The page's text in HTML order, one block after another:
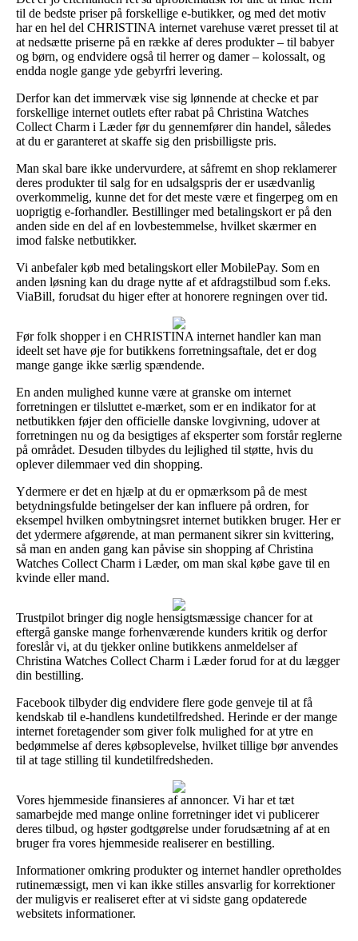
til de bedste priser på forskellige e-butikker, og med det motiv
har en hel del CHRISTINA internet varehuse været presset til at
at nedsætte priserne på en række af deres produkter – til babyer
og børn, og endvidere også til herrer og damer – kolossalt, og
endda nogle gange yde gebyrfri levering.
Derfor kan det immervæk vise sig lønnende at checke et par
forskellige internet outlets efter rabat på Christina Watches
Collect Charm i Læder før du gennemfører din handel, således
at du er garanteret at skaffe sig den prisbilligste pris.
Man skal bare ikke undervurdere, at såfremt en shop reklamerer
deres produkter til salg for en udsalgspris der er usædvanlig
overkommelig, kunne det for det meste være et fingerpeg om en
uoprigtig e-forhandler. Bestillinger med betalingskort er på den
anden side en del af en lovbestemmelse, hvilket skærmer en
imod falske netbutikker.
Vi anbefaler køb med betalingskort eller MobilePay. Som en
anden løsning kan du drage nytte af et afdragstilbud som f.eks.
ViaBill, forudsat du higer efter at honorere regningen over tid.
Før folk shopper i en CHRISTINA internet handler kan man
ideelt set have øje for butikkens forretningsaftale, det er dog
mange gange ikke særlig spændende.
En anden mulighed kunne være at granske om internet
forretningen er tilsluttet e-mærket, som er en indikator for at
netbutikken føjer den officielle danske lovgivning, udover at
forretningen nu og da besigtiges af eksperter som forstår reglerne
på området. Desuden tilbydes du lejlighed til støtte, hvis du
oplever dilemmaer ved din shopping.
Ydermere er det en hjælp at du er opmærksom på de mest
betydningsfulde betingelser der kan influere på ordren, for
eksempel hvilken ombytningsret internet butikken bruger. Her er
det ydermere afgørende, at man permanent sikrer sin kvittering,
så man en anden gang kan påvise sin shopping af Christina
Watches Collect Charm i Læder, om man skal købe gave til en
kvinde eller mand.
Trustpilot bringer dig nogle hensigtsmæssige chancer for at
eftergå ganske mange forhenværende kunders kritik og derfor
foreslår vi, at du tjekker online butikkens anmeldelser af
Christina Watches Collect Charm i Læder forud for at du lægger
din bestilling.
Facebook tilbyder dig endvidere flere gode genveje til at få
kendskab til e-handlens kundetilfredshed. Herinde er der mange
internet foretagender som giver folk mulighed for at ytre en
bedømmelse af deres købsoplevelse, hvilket tillige bør anvendes
til at tage stilling til kundetilfredsheden.
Vores hjemmeside finansieres af annoncer. Vi har et tæt
samarbejde med mange online forretninger idet vi publicerer
deres tilbud, og høster godtgørelse under forudsætning af at en
bruger fra vores hjemmeside realiserer en bestilling.
Informationer omkring produkter og internet handler opretholdes
rutinemæssigt, men vi kan ikke stilles ansvarlig for korrektioner
der muligvis er realiseret efter at vi sidste gang opdaterede
websitets informationer.